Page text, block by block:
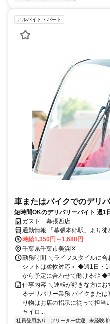
アルバイト・パート
車またはバイクでのデリ
短時間OKのデリバリーバイト 週1
も歓迎◎交通費やお得な食事補助
遇も充実
ガスト 幕張西店
通勤情報 「幕張本郷駅」より
大久保 / 検見川 / 南船橋 ] から
イク通勤OK
時給1,350円～1,688円
千葉県千葉市美浜区
勤務時間 ＼ライフスタイルに
シフトは柔軟対応＞ ◆週1日・
から予定に合わせて働ける◎ ◆
仕事内容 ＼運転が好きな方に
るデリバリー業務 バイクまた
り物はお店の指示に従って担
ャイロ...
社員登用あり フリーター歓迎 未経験